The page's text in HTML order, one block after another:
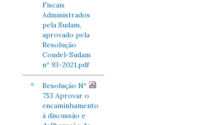
Fiscais
Administrados
pela Sudam,
aprovado pela
Resolução
Condel-Sudam
nº 93-2021.pdf
Resolução Nº
753 Aprovar o
encaminhamento
à discussão e